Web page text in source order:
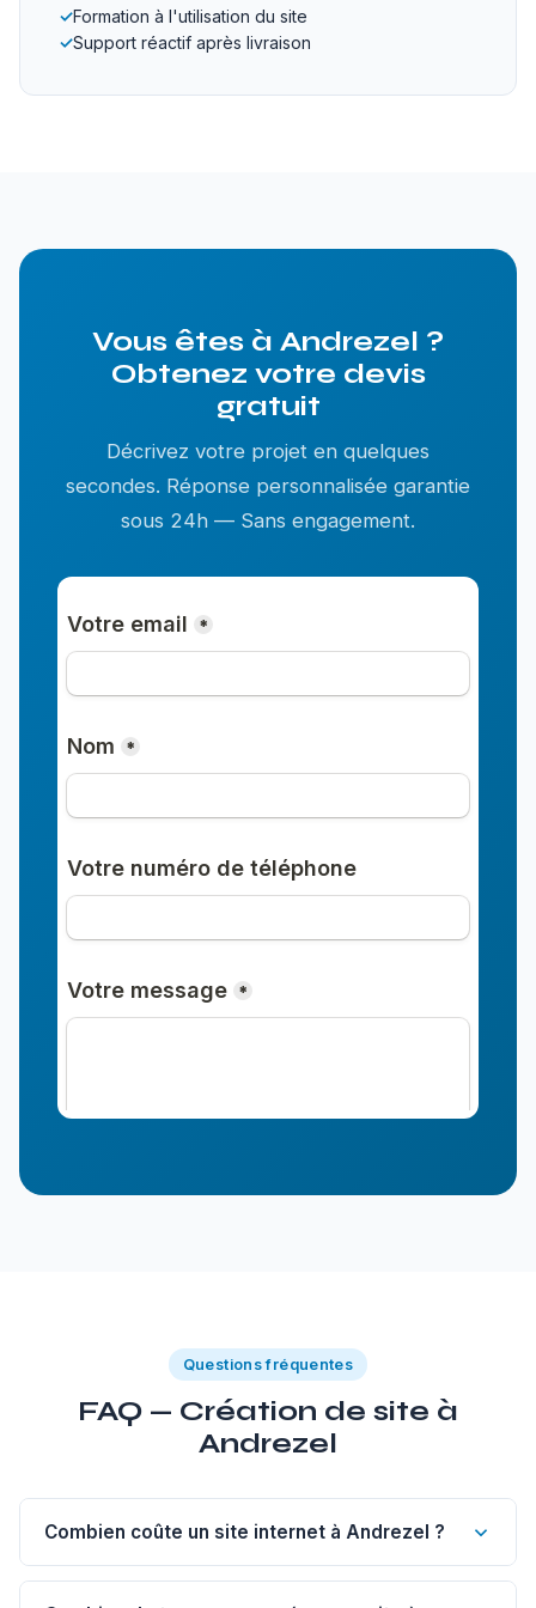
✓Formation à l'utilisation du site
✓Support réactif après livraison
Vous êtes à Andrezel ?
Obtenez votre devis
gratuit
Décrivez votre projet en quelques
secondes. Réponse personnalisée garantie
sous 24h — Sans engagement.
Questions fréquentes
FAQ — Création de site à
Andrezel
Combien coûte un site internet à Andrezel ?
Un site vitrine de 1 à 5 pages à Andrezel commence à 1